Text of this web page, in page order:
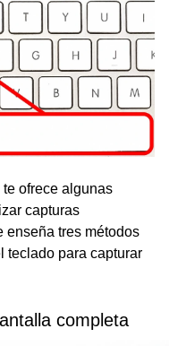
ofrece algunas
capturas
enseña tres métodos
teclado para capturar
completa